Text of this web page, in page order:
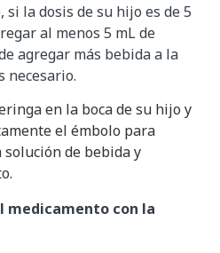
si la dosis de su hijo es de 5
al menos 5 mL de
agregar más bebida a la
necesario.
en la boca de su hijo y
el émbolo para
solución de bebida y
medicamento con la